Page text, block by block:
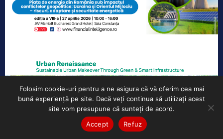
Folosim cookie-uri pentru a ne asigura că vă oferim cea mai
bună experiență pe site. Dacă veți continua să utilizați acest
site vom presupune că sunteți de acord.
Accept
Refuz